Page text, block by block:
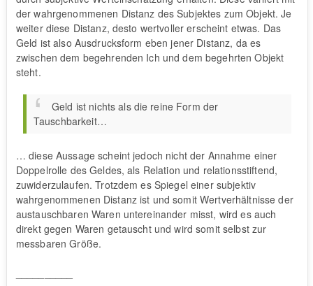
der wahrgenommenen Distanz des Subjektes zum Objekt. Je
weiter diese Distanz, desto wertvoller erscheint etwas. Das
Geld ist also Ausdrucksform eben jener Distanz, da es
zwischen dem begehrenden Ich und dem begehrten Objekt
steht.
Geld ist nichts als die reine Form der
Tauschbarkeit…
… diese Aussage scheint jedoch nicht der Annahme einer
Doppelrolle des Geldes, als Relation und relationsstiftend,
zuwiderzulaufen. Trotzdem es Spiegel einer subjektiv
wahrgenommenen Distanz ist und somit Wertverhältnisse der
austauschbaren Waren untereinander misst, wird es auch
direkt gegen Waren getauscht und wird somit selbst zur
messbaren Größe.